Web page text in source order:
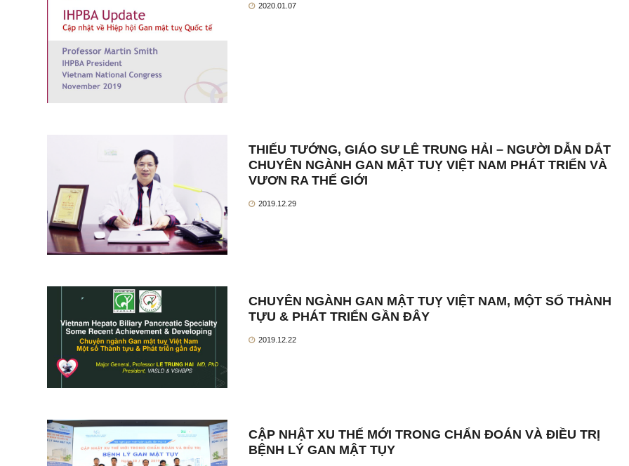
2020.01.07
THIẾU TƯỚNG, GIÁO SƯ LÊ TRUNG HẢI – NGƯỜI DẪN DẮT
CHUYÊN NGÀNH GAN MẬT TUỴ VIỆT NAM PHÁT TRIỂN VÀ
VƯƠN RA THẾ GIỚI
2019.12.29
CHUYÊN NGÀNH GAN MẬT TUỴ VIỆT NAM, MỘT SỐ THÀNH
TỰU & PHÁT TRIỂN GẦN ĐÂY
2019.12.22
CẬP NHẬT XU THẾ MỚI TRONG CHẨN ĐOÁN VÀ ĐIỀU TRỊ
BỆNH LÝ GAN MẬT TỤY